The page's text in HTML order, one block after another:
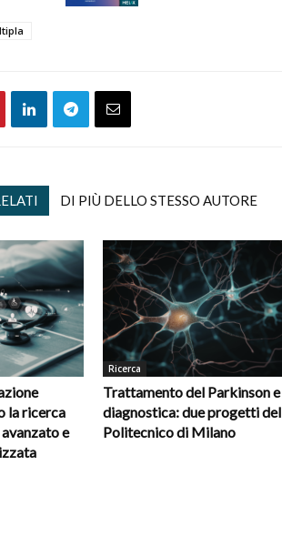
DI PIÙ DELLO STESSO AUTORE
la ricerca
e
Ricerca
Trattamento del Parkinson e
diagnostica: due progetti del
Politecnico di Milano